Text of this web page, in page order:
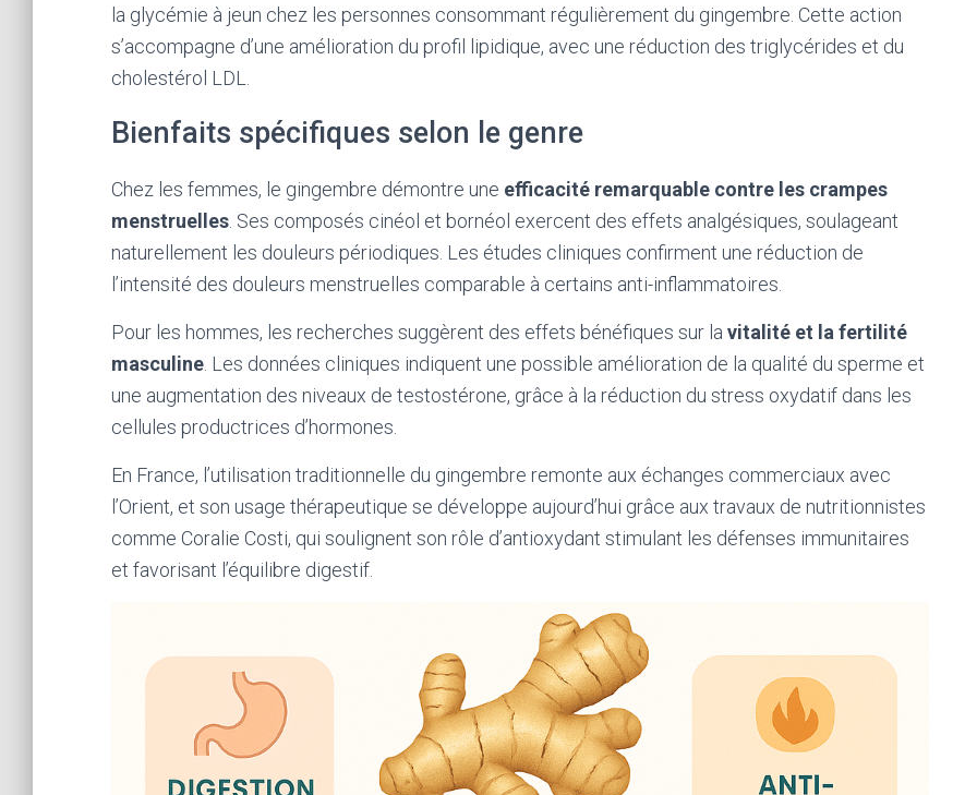
la glycémie à jeun chez les personnes consommant régulièrement du gingembre. Cette action
s’accompagne d’une amélioration du profil lipidique, avec une réduction des triglycérides et du
cholestérol LDL.
Bienfaits spécifiques selon le genre
Chez les femmes, le gingembre démontre une efficacité remarquable contre les crampes
menstruelles . Ses composés cinéol et bornéol exercent des effets analgésiques, soulageant
naturellement les douleurs périodiques. Les études cliniques confirment une réduction de
l’intensité des douleurs menstruelles comparable à certains anti-inflammatoires.
Pour les hommes, les recherches suggèrent des effets bénéfiques sur la vitalité et la fertilité
masculine . Les données cliniques indiquent une possible amélioration de la qualité du sperme et
une augmentation des niveaux de testostérone, grâce à la réduction du stress oxydatif dans les
cellules productrices d’hormones.
En France, l’utilisation traditionnelle du gingembre remonte aux échanges commerciaux avec
l’Orient, et son usage thérapeutique se développe aujourd’hui grâce aux travaux de nutritionnistes
comme Coralie Costi, qui soulignent son rôle d’antioxydant stimulant les défenses immunitaires
et favorisant l’équilibre digestif.